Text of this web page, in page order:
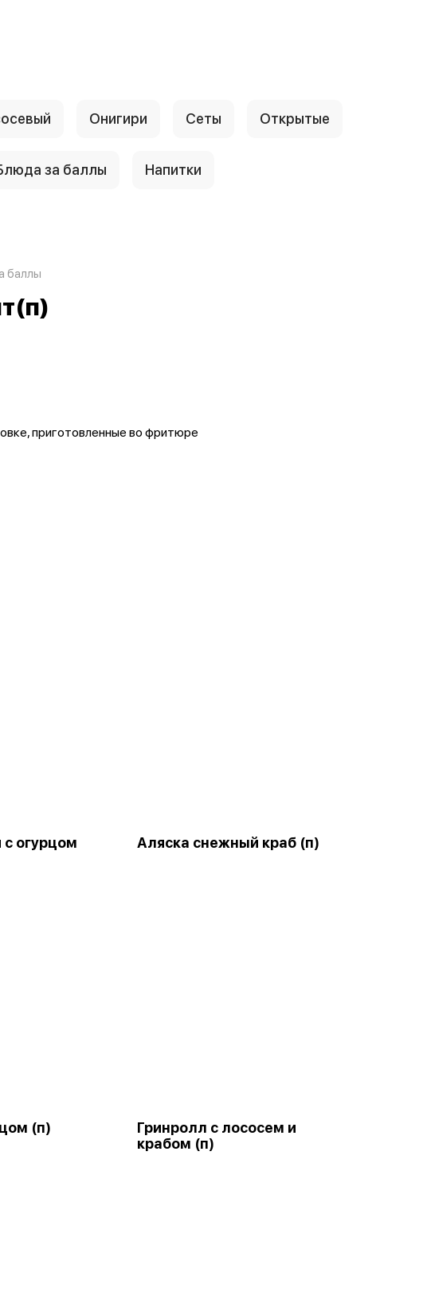
Онигири Сеты Открытые
за баллы Напитки
баллы
приготовленные во фритюре
огурцом
Аляска снежный краб (п)
(п)
Гринролл с лососем и
крабом (п)